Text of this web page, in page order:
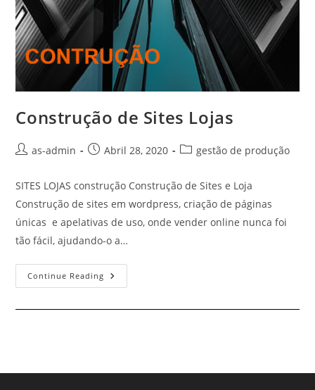
Construção de Sites Lojas
Postas-admin
PostAbril 28, 2020
Postgestão de produção
SITES LOJAS construção Construção de Sites e Loja
Construção de sites em wordpress, criação de páginas
únicas e apelativas de uso, onde vender online nunca foi
tão fácil, ajudando-o a…
Continue Reading Construção
De